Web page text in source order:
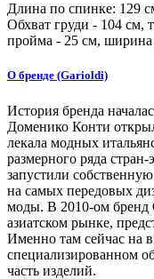
Длина по спинке: 129
Обхват груди - 104 см,
пройма - 25 см, ширина
О бренде (Garioldi)
История бренда
Доменико Конти
лекала модных
размерного ряда
запустили
на самых передовых
моды. В 2010-ом бренд
азиатском рынке,
Именно там сейчас на
специализированном
часть изделий.